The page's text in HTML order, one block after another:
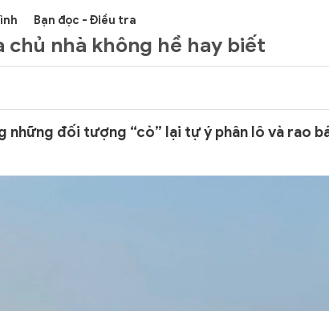
Bạn đọc - Điều tra
chủ nhà không hề hay biết
những đối tượng “cò” lại tự ý phân lô và rao